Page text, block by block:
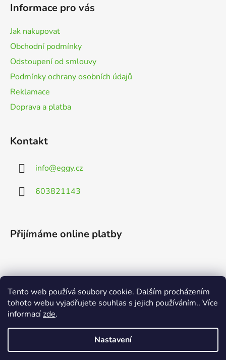
Tento web používá soubory cookie. Dalším procházením
tohoto webu vyjadřujete souhlas s jejich používáním.. Více
informacízde.
Nastavení
Informace pro vás
Jak nakupovat
Obchodní podmínky
Odstoupení od smlouvy
Podmínky ochrany osobních údajů
Reklamace
Doprava a platba
Kontakt
info@eggy.cz
603821143
Přijímáme online platby
Vyhledávání
HLEDAT